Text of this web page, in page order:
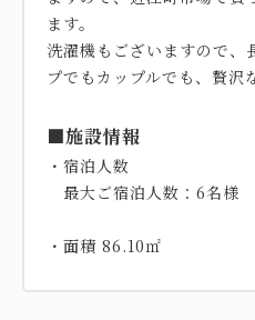
ます。
洗濯機もございますので、
プでもカップルでも、贅沢
■施設情報
・宿泊人数
最大ご宿泊人数：6名様
・面積 86.10㎡